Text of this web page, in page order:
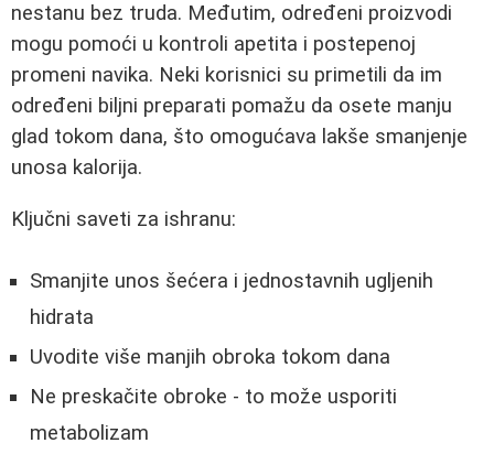
nestanu bez truda. Međutim, određeni proizvodi
mogu pomoći u kontroli apetita i postepenoj
promeni navika. Neki korisnici su primetili da im
određeni biljni preparati pomažu da osete manju
glad tokom dana, što omogućava lakše smanjenje
unosa kalorija.
Ključni saveti za ishranu:
Smanjite unos šećera i jednostavnih ugljenih
hidrata
Uvodite više manjih obroka tokom dana
Ne preskačite obroke - to može usporiti
metabolizam